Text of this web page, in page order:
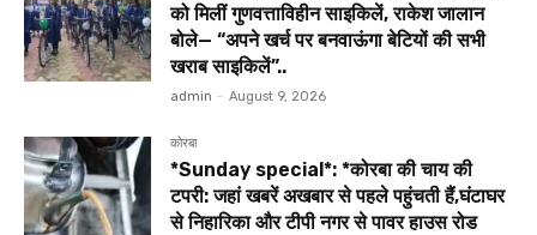
को मिलीं गुणवत्ताविहीन साइकिलें, राकेश जालान
बोले— “अपने खर्च पर बनवाऊंगा बेटियों की सभी
खराब साइकिलें”..
admin - August 9, 2026
कोरबा
*Sunday special*: *कोरबा की चाय की
टपरी: जहां खबरें अखबार से पहले पहुंचती हैं,घंटाघर
से निहारिका और टीपी नगर से पावर हाउस रोड